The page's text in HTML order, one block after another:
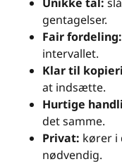
gentagelser.
Fair fordeling:
intervallet.
Klar til
at indsætte.
Hurtige
det samme.
Privat: kører i
nødvendig.